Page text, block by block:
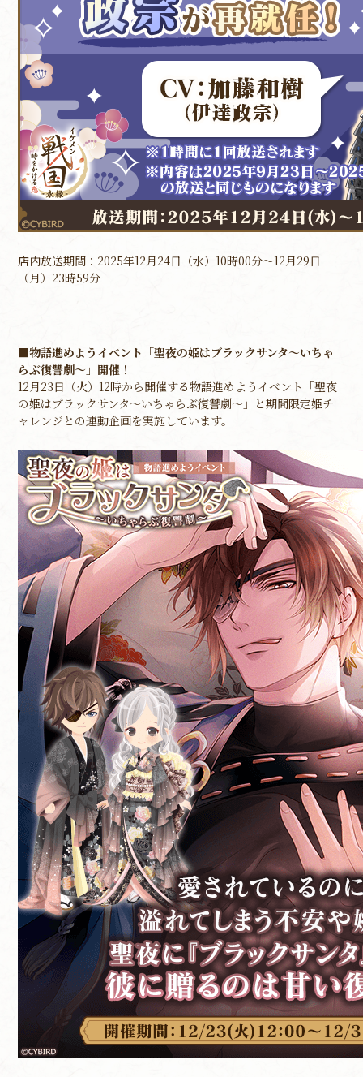
店内放送期間：2025年12月24日（水）10時00分～12月29日
（月）23時59分
■物語進めようイベント「聖夜の姫はブラックサンタ～いちゃ
らぶ復讐劇～」開催！
12月23日（火）12時から開催する物語進めようイベント「聖夜
の姫はブラックサンタ～いちゃらぶ復讐劇～」と期間限定姫チ
ャレンジとの連動企画を実施しています。